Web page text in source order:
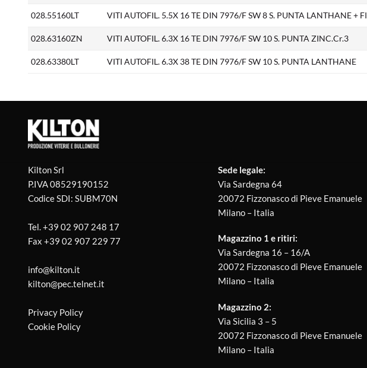
028.55160LT VITI AUTOFIL. 5.5X 16 TE DIN 7976/F SW 8 S. PUNTA LANTHANE +
028.63160ZN VITI AUTOFIL. 6.3X 16 TE DIN 7976/F SW 10 S. PUNTA ZINC.Cr.3
028.63380LT VITI AUTOFIL. 6.3X 38 TE DIN 7976/F SW 10 S. PUNTA LANTHANE
Kilton Srl
P.IVA 08529190152
Codice SDI: SUBM70N
Tel.+39 02 907 248 17
Fax +39 02 907 229 77
info@kilton.it
kilton@pec.telnet.it
Privacy Policy
Cookie Policy
Sede legale:
Via Sardegna 64
20072 Fizzonasco di Pieve Emanuele
Milano – Italia
Magazzino 1 e ritiri:
Via Sardegna 16 – 16/A
20072 Fizzonasco di Pieve Emanuele
Milano – Italia
Magazzino 2:
Via Sicilia 3 – 5
20072 Fizzonasco di Pieve Emanuele
Milano – Italia